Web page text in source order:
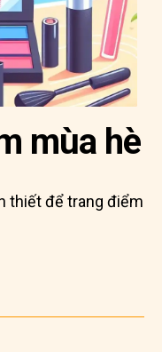
mùa hè
thiết để trang điểm